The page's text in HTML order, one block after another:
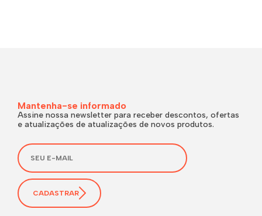
Mantenha-se informado
Assine nossa newsletter para receber descontos, ofertas
e atualizações de atualizações de novos produtos.
CADASTRAR